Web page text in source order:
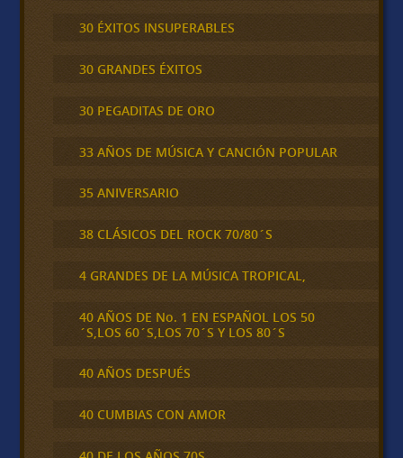
30 ÉXITOS INSUPERABLES
30 GRANDES ÉXITOS
30 PEGADITAS DE ORO
33 AÑOS DE MÚSICA Y CANCIÓN POPULAR
35 ANIVERSARIO
38 CLÁSICOS DEL ROCK 70/80´S
4 GRANDES DE LA MÚSICA TROPICAL,
40 AÑOS DE No. 1 EN ESPAÑOL LOS 50
´S,LOS 60´S,LOS 70´S Y LOS 80´S
40 AÑOS DESPUÉS
40 CUMBIAS CON AMOR